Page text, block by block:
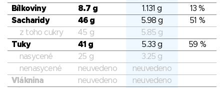
Bílkoviny
8.7 g 1.131 g
13 %
Sacharidy
46 g 5.98 g
51 %
z toho cukry
45 g
5.85 g
Tuky
41 g 5.33 g
59 %
nasycené
25 g
3.25 g
nenasycené
neuvedeno
neuvedeno
Vláknina
neuvedeno
neuvedeno